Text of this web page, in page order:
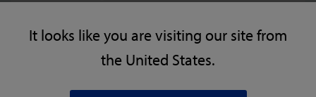
It looks like you are visiting our site from
the United States.